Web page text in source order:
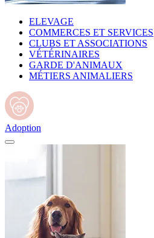
ELEVAGE
COMMERCES ET SERVICES
CLUBS ET ASSOCIATIONS
VÉTÉRINAIRES
GARDE D'ANIMAUX
MÉTIERS ANIMALIERS
Adoption